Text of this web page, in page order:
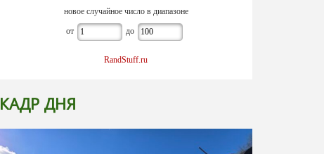
новое случайное число в диапазоне
от до
RandStuff.ru
КАДР ДНЯ